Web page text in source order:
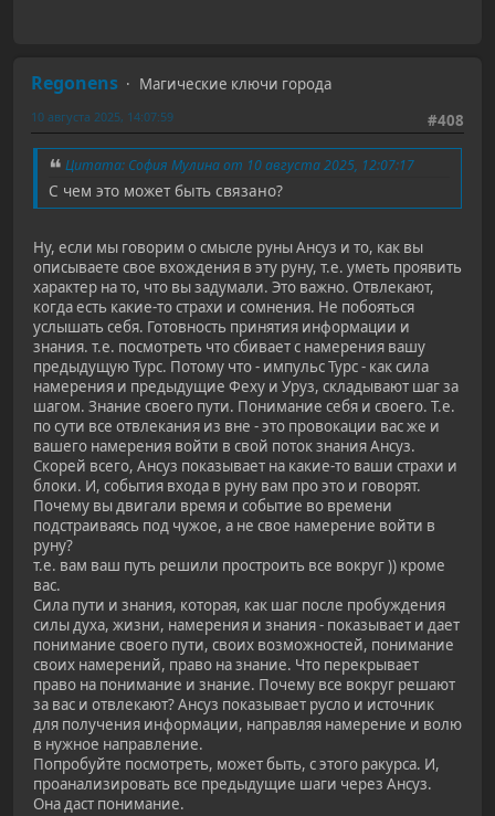
Regonens
Магические ключи города
#408
10 августа 2025, 14:07:59
Цитата: София Мулина от 10 августа 2025, 12:07:17
С чем это может быть связано?
Ну, если мы говорим о смысле руны Ансуз и то, как вы
описываете свое вхождения в эту руну, т.е. уметь проявить
характер на то, что вы задумали. Это важно. Отвлекают,
когда есть какие-то страхи и сомнения. Не побояться
услышать себя. Готовность принятия информации и
знания. т.е. посмотреть что сбивает с намерения вашу
предыдущую Турс. Потому что - импульс Турс - как сила
намерения и предыдущие Феху и Уруз, складывают шаг за
шагом. Знание своего пути. Понимание себя и своего. Т.е.
по сути все отвлекания из вне - это провокации вас же и
вашего намерения войти в свой поток знания Ансуз.
Скорей всего, Ансуз показывает на какие-то ваши страхи и
блоки. И, события входа в руну вам про это и говорят.
Почему вы двигали время и событие во времени
подстраиваясь под чужое, а не свое намерение войти в
руну?
т.е. вам ваш путь решили простроить все вокруг )) кроме
вас.
Сила пути и знания, которая, как шаг после пробуждения
силы духа, жизни, намерения и знания - показывает и дает
понимание своего пути, своих возможностей, понимание
своих намерений, право на знание. Что перекрывает
право на понимание и знание. Почему все вокруг решают
за вас и отвлекают? Ансуз показывает русло и источник
для получения информации, направляя намерение и волю
в нужное направление.
Попробуйте посмотреть, может быть, с этого ракурса. И,
проанализировать все предыдущие шаги через Ансуз.
Она даст понимание.